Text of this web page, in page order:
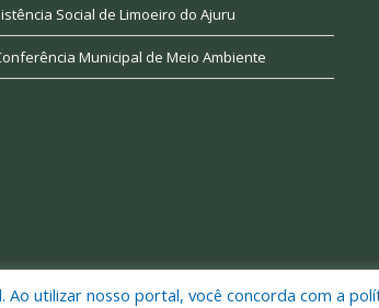
Social de Limoeiro do Ajuru
Municipal de Meio Ambiente
utilizar nosso portal, você concorda com a